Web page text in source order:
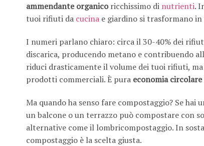
ammendante organicoricchissimo di nutrienti.
tuoi rifiuti da cucina e giardino si trasformano
I numeri parlano chiaro: circa il 30-40% dei
discarica, producendo metano e contribuendo
riduci drasticamente il volume dei tuoi rifiuti,
prodotti commerciali. È pura economia circolare
Ma quando ha senso fare compostaggio? Se
un balcone o un terrazzo può compostare con
alternative come il lombricompostaggio. In
compostaggio è la scelta giusta.